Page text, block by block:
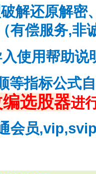
解还原解密
有偿服务,非
使用帮助说
等指标公式
选股器进
会员